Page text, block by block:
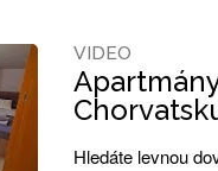
VIDEO
Hledáte levnou